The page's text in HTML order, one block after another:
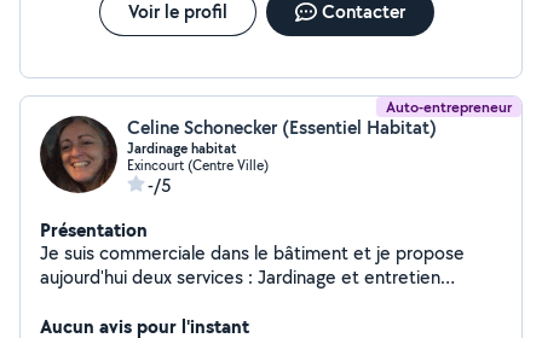
Voir le profil Contacter
Auto-entrepreneur
Celine Schonecker (Essentiel Habitat)
Jardinage habitat
Exincourt (Centre Ville)
-/5
Présentation
Je suis commerciale dans le bâtiment et je propose
aujourd'hui deux services : Jardinage et entretien
Accompagnement pour vos travaux : je vous aide à
Aucun avis pour l'instant